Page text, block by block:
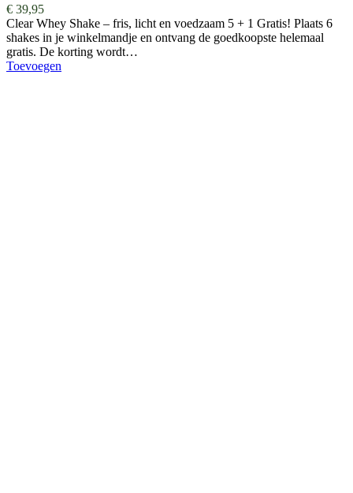
€ 39,95
Clear Whey Shake – fris, licht en voedzaam 5 + 1 Gratis! Plaats 6
shakes in je winkelmandje en ontvang de goedkoopste helemaal
gratis. De korting wordt…
Toevoegen